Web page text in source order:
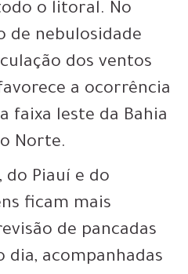
o litoral. No
de nebulosidade
dos ventos
a ocorrência
faixa leste da Bahia
Norte.
do Piauí e do
ficam mais
de pancadas
dia, acompanhadas